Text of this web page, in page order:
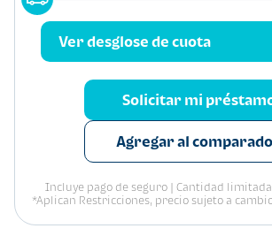
Ver desglose de cuota
Solicitar mi
Agregar al
Incluye pago de seguro | Cantidad
*Aplican Restricciones, precio sujeto a